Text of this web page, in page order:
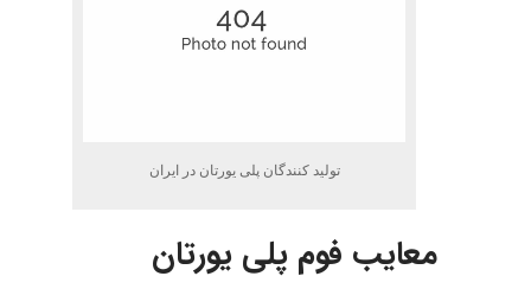
تولید کنندگان پلی یورتان در ایران
معایب فوم پلی یورتان